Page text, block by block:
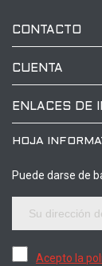
CONTACTO
CUENTA
ENLACES DE
HOJA
Puede darse de
Acepto la